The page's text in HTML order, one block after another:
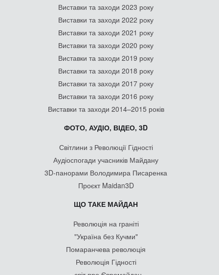
Виставки та заходи 2023 року
Виставки та заходи 2022 року
Виставки та заходи 2021 року
Виставки та заходи 2020 року
Виставки та заходи 2019 року
Виставки та заходи 2018 року
Виставки та заходи 2017 року
Виставки та заходи 2016 року
Виставки та заходи 2014–2015 років
ФОТО, АУДІО, ВІДЕО, 3D
Світлини з Революції Гідності
Аудіоспогади учасників Майдану
3D-панорами Володимира Писаренка
Проєкт Maidan3D
ЩО ТАКЕ МАЙДАН
Революція на граніті
"Україна без Кучми"
Помаранчева революція
Революція Гідності